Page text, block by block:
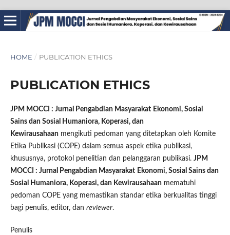
HOME / PUBLICATION ETHICS
PUBLICATION ETHICS
JPM MOCCI : Jurnal Pengabdian Masyarakat Ekonomi, Sosial
Sains dan Sosial Humaniora, Koperasi, dan
Kewirausahaanmengikuti pedoman yang ditetapkan oleh Komite
Etika Publikasi (COPE) dalam semua aspek etika publikasi,
khususnya, protokol penelitian dan pelanggaran publikasi. JPM
MOCCI : Jurnal Pengabdian Masyarakat Ekonomi, Sosial Sains dan
Sosial Humaniora, Koperasi, dan Kewirausahaanmematuhi
pedoman COPE yang memastikan standar etika berkualitas tinggi
bagi penulis, editor, dan reviewer.
Penulis